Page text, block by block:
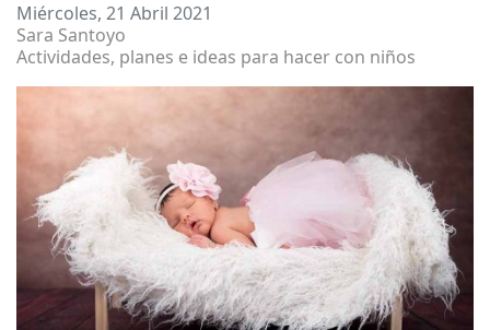
Miércoles, 21 Abril 2021
Sara Santoyo
Actividades, planes e ideas para hacer con niños